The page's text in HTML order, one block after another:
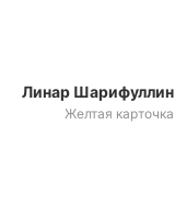
Линар Шарифуллин
Желтая карточка